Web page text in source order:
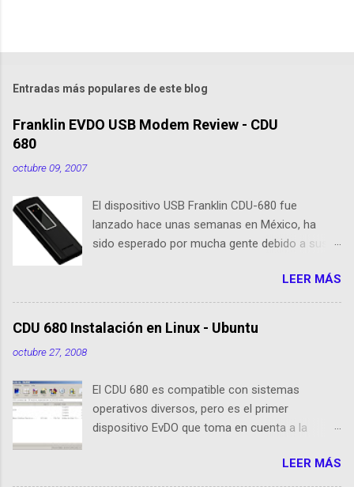
Entradas más populares de este blog
Franklin EVDO USB Modem Review - CDU
680
octubre 09, 2007
El dispositivo USB Franklin CDU-680 fue
lanzado hace unas semanas en México, ha
sido esperado por mucha gente debido a sus
tamaño es 1/3 parte de EvDO Modems como
Kyocera 650 o Audiovox 5740. En esta nueva
edición, Franklin ha agregado nuevas
Flash 64 MB incorporada GPS incorporado
Puerto de conexión para antenas o
amplificadores externos Compatibilidad con
instalador cargado en la memoria Flash, ¿ya no
LEER MÁS
CDU 680 Instalación en Linux - Ubuntu
octubre 27, 2008
El CDU 680 es compatible con sistemas
operativos diversos, pero es el primer
dispositivo EvDO que toma en cuenta a la
dispositivo funciona como un medio deLEER MÁS